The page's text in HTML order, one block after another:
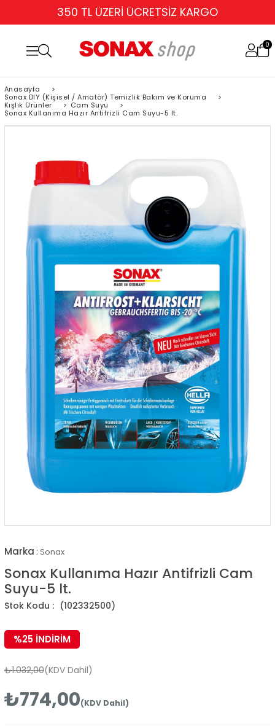
350 TL ÜZERİ ÜCRETSİZ KARGO
0
Anasayfa
>
Sonax DIY (Kişisel / Amatör) Temizlik Bakım ve Koruma
>
Kışlık Ürünler
> Cam Suyu
>
Sonax Kullanıma Hazır Antifrizli Cam Suyu-5 lt.
Marka : Sonax
Sonax Kullanıma Hazır Antifrizli Cam
Suyu-5 lt.
(102332500)
%25İNDIRIM
₺1.032,00(KDV Dahil)
₺774,00(KDV Dahil)